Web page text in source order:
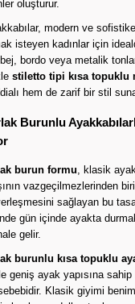
oluşturur.
modern ve
isteyen kadınlar için
bordo veya metalik
stiletto tipi kısa topuklu
hem de zarif bir stil
Burunlu
burun formu , klasik
vazgeçilmezlerinden
sağlayan bu
gün içinde ayakta
gelir.
burunlu kısa topuklu
geniş ayak yapısına sahip
Klasik giyimi